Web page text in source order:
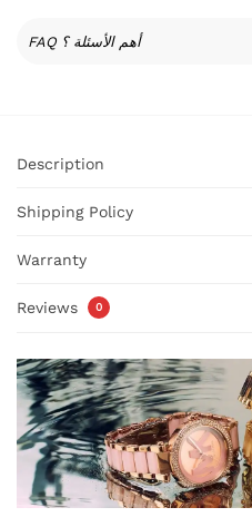
FAQ أهم الأسئلة ؟
Description
Shipping Policy
Warranty
Reviews 0